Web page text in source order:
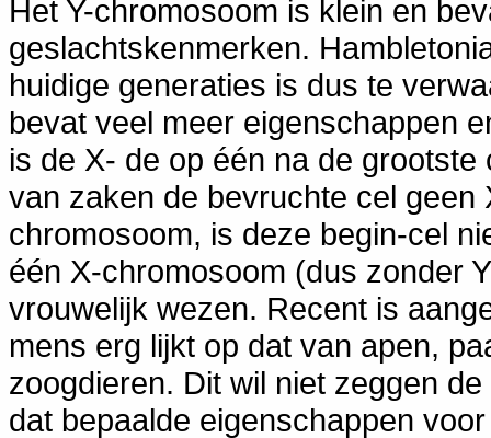
Het Y-chromosoom is klein en
geslachtskenmerken.
huidige generaties is dus te
bevat veel meer eigenschappen
is de X- de op één na de
van zaken de bevruchte cel geen
chromosoom, is deze begin-cel
één X-chromosoom (dus zonder
vrouwelijk wezen. Recent is
mens erg lijkt op dat van apen,
zoogdieren. Dit wil niet zeggen
dat bepaalde eigenschappen